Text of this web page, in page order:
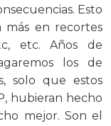
Esto
en recortes
etc. Años de
los de
solo que estos
hubieran hecho
mejor. Son el